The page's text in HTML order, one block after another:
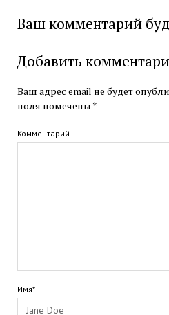
Ваш комментарий
Добавить
Ваш адрес email не будет
поля помечены *
Комментарий
Имя*